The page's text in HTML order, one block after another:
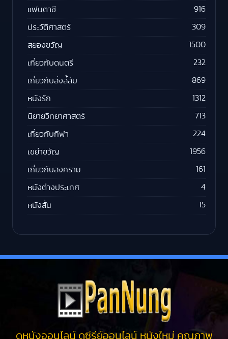
แฟนตาซี 916
ประวัติศาสตร์ 309
สยองขวัญ 1500
เกี่ยวกับดนตรี 232
เกี่ยวกับสิ่งลี้ลับ 869
หนังรัก 1312
นิยายวิทยาศาสตร์ 713
เกี่ยวกับกีฬา 224
เขย่าขวัญ 1956
เกี่ยวกับสงคราม 161
หนังต่างประเทศ 4
หนังสั้น 15
ดูหนังออนไลน์ ดูซีรีย์ออนไลน์ หนังใหม่ คุณภาพ